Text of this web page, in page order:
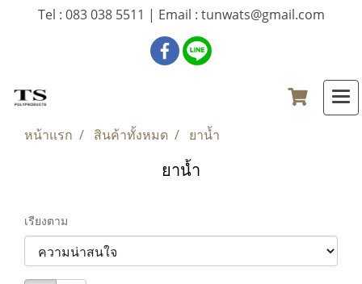
Tel : 083 038 5511 | Email : tunwats@gmail.com
หน้าแรก สินค้าทั้งหมด ยาน้ำ
ยาน้ำ
เรียงตาม